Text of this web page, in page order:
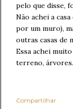
pelo que disse,
Não achei a
por um muro),
outras casas de
Essa achei
terreno, árvores.
Compartilhar